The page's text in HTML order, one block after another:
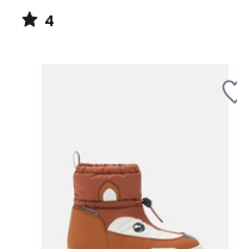
4
/